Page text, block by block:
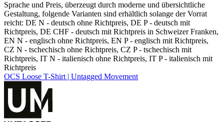
Sprache und Preis, überzeugt durch moderne und übersichtliche
Gestaltung, folgende Varianten sind erhältlich solange der Vorrat
reicht: DE N - deutsch ohne Richtpreis, DE P - deutsch mit
Richtpreis, DE CHF - deutsch mit Richtpreis in Schweizer Franken,
EN N - englisch ohne Richtpreis, EN P - englisch mit Richtpreis,
CZ N - tschechisch ohne Richtpreis, CZ P - tschechisch mit
Richtpreis, IT N - italienisch ohne Richtpreis, IT P - italienisch mit
Richtpreis
OCS Loose T-Shirt | Untagged Movement